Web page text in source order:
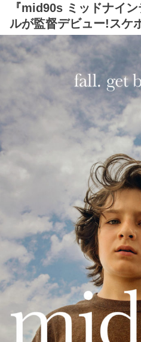
『mid90s ミッドナイ
ルが監督デビュー!スケ